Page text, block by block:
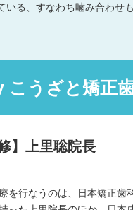
いる、すなわち噛み合わせ
うざと矯正
修】上里聡院長
を行なうのは、日本矯正歯